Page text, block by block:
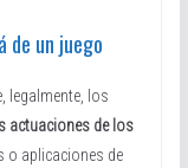
de un juego
legalmente, los
actuaciones de los
o aplicaciones de